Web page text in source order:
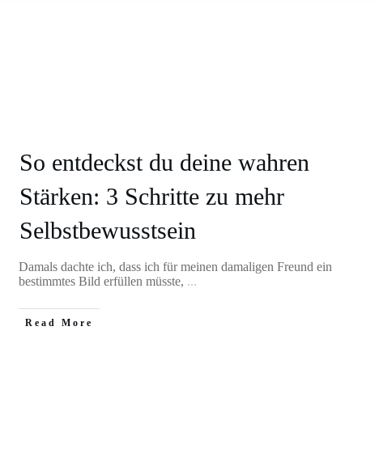
So entdeckst du deine wahren
Stärken: 3 Schritte zu mehr
Selbstbewusstsein
Damals dachte ich, dass ich für meinen damaligen Freund ein
bestimmtes Bild erfüllen müsste, ...
Read More